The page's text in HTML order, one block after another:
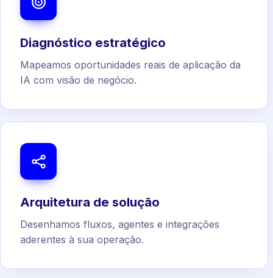
Diagnóstico estratégico
Mapeamos oportunidades reais de aplicação da
IA com visão de negócio.
Arquitetura de solução
Desenhamos fluxos, agentes e integrações
aderentes à sua operação.